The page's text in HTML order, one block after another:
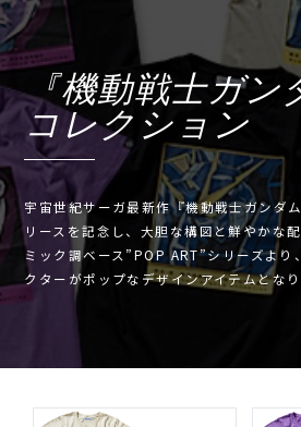
『機動戦士ガン
コレクション
宇宙世紀サーガ最新作『機動戦士ガンダ
リースを記念し、大胆な構図と鮮やかな
ミック調ベース”POP ART”シリーズよ
クターがポップなデザインアイテムとな